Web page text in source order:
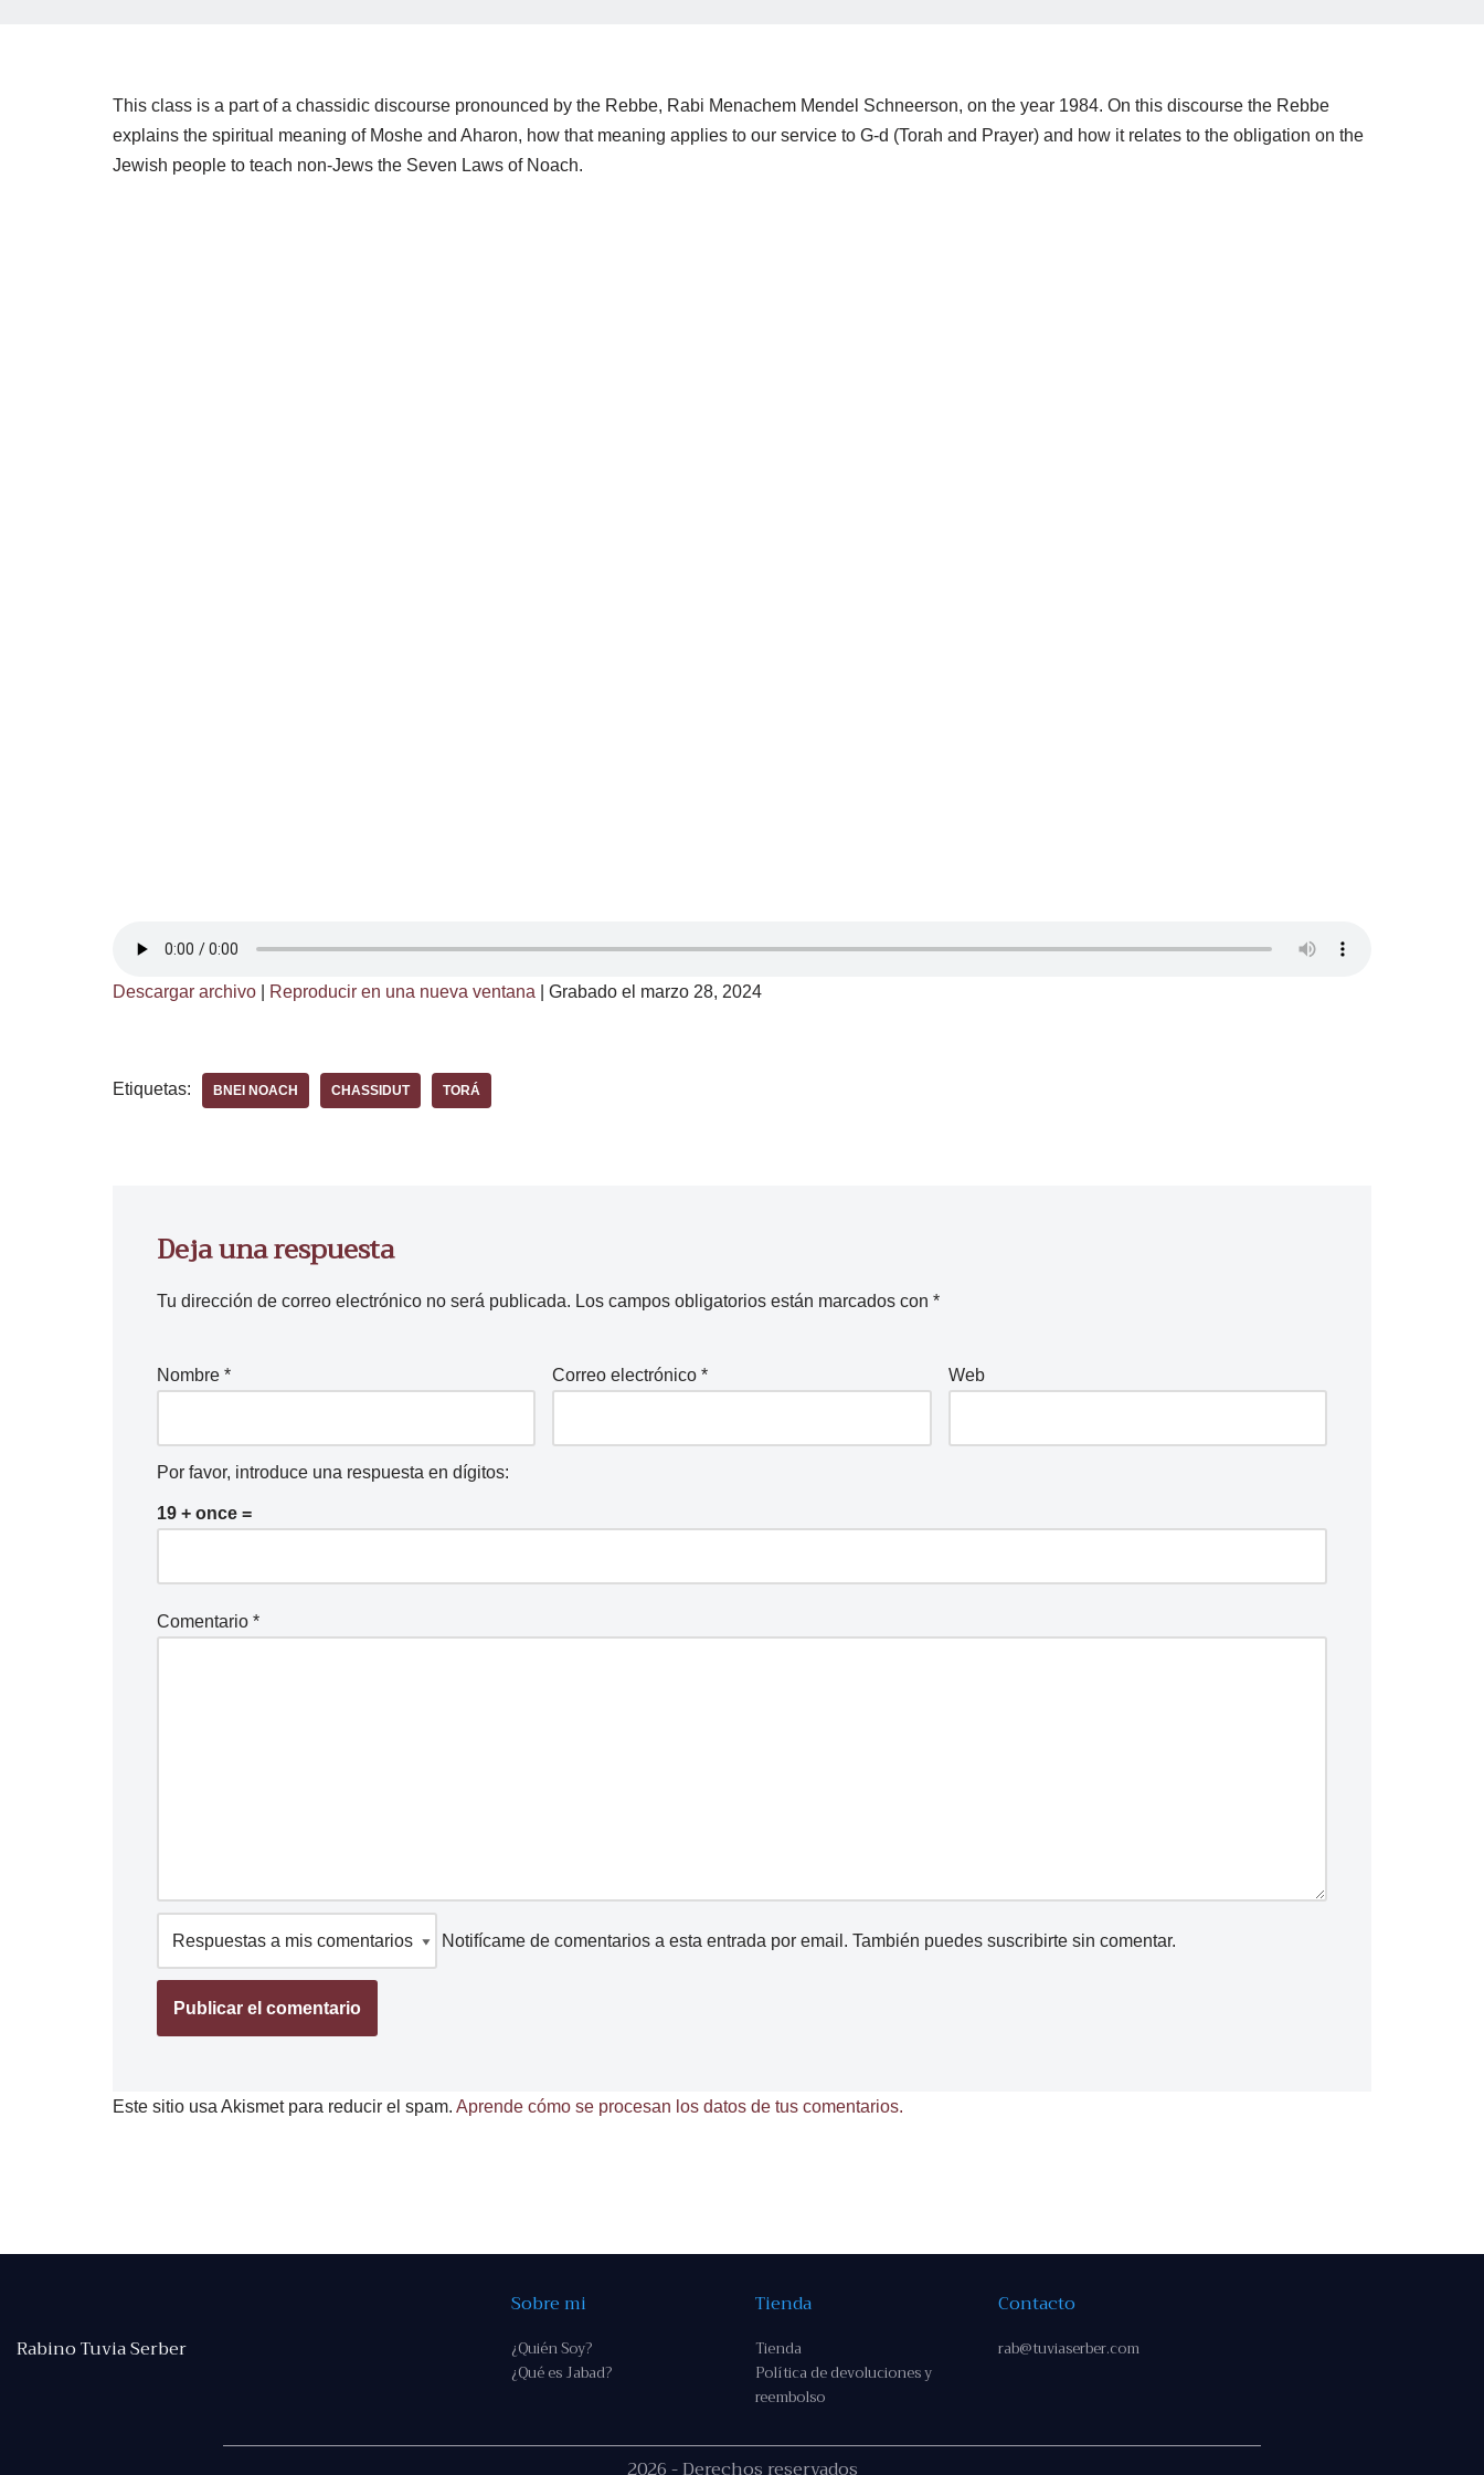
This class is a part of a chassidic discourse pronounced by the Rebbe, Rabi Menachem Mendel Schneerson, on the year 1984. On this discourse the Rebbe
explains the spiritual meaning of Moshe and Aharon, how that meaning applies to our service to G-d (Torah and Prayer) and how it relates to the obligation on the
Jewish people to teach non-Jews the Seven Laws of Noach.
Descargar archivo Reproducir en una nueva ventana Grabado el marzo 28, 2024
Etiquetas: BNEI NOACH CHASSIDUT TORÁ
Deja una respuesta
Tu dirección de correo electrónico no será publicada. Los campos obligatorios están marcados con *
Nombre * Correo electrónico* Web
Por favor, introduce una respuesta en dígitos:
19 + once =
Comentario *
Notifícame de comentarios a esta entrada por email. También puedes suscribirte sin comentar.
Este sitio usa Akismet para reducir el spam. Aprende cómo se procesan los datos de tus comentarios.
Rabino Tuvia Serber
Sobre mi
¿Quién Soy?
¿Qué es Jabad?
Tienda
Tienda
Política de devoluciones y
reembolso
Contacto
rab@tuviaserber.com